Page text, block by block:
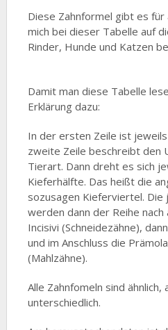
Diese Zahnformel gibt es für
mich bei dieser Tabelle auf
Rinder, Hunde und Katzen
Damit man diese Tabelle
Erklärung dazu:
In der ersten Zeile ist
zweite Zeile beschreibt den
Tierart. Dann dreht es sich
Kieferhälfte. Das heißt die
sozusagen Kieferviertel. Die
werden dann der Reihe
Incisivi (Schneidezähne),
und im Anschluss die
(Mahlzähne).
Alle Zahnfomeln sind
unterschiedlich.